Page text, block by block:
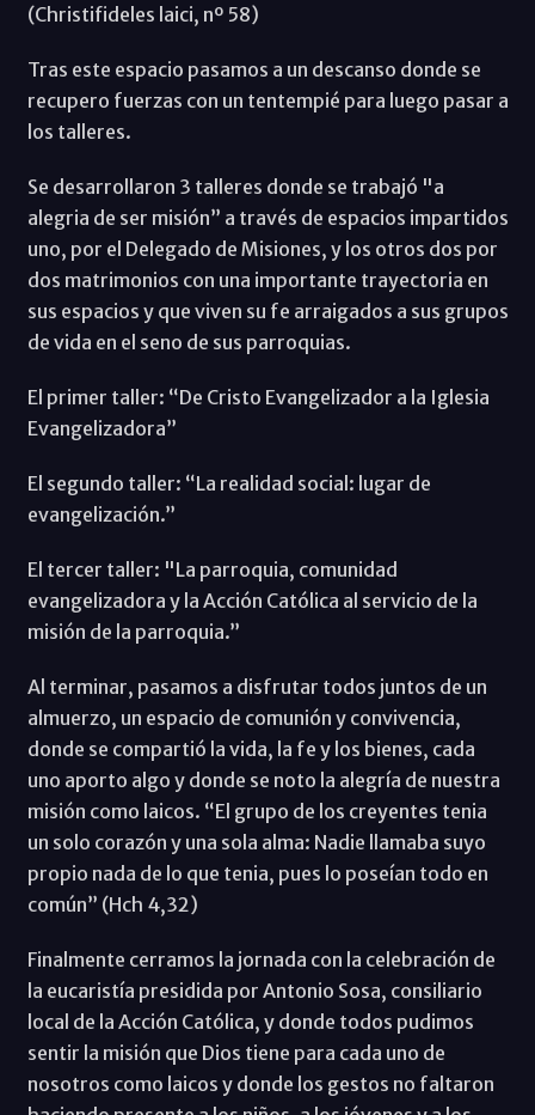
(Christifideles laici, nº 58)
Tras este espacio pasamos a un descanso donde se
recupero fuerzas con un tentempié para luego pasar a
los talleres.
Se desarrollaron 3 talleres donde se trabajó "a
alegria de ser misión” a través de espacios impartidos
uno, por el Delegado de Misiones, y los otros dos por
dos matrimonios con una importante trayectoria en
sus espacios y que viven su fe arraigados a sus grupos
de vida en el seno de sus parroquias.
El primer taller: “De Cristo Evangelizador a la Iglesia
Evangelizadora”
El segundo taller: “La realidad social: lugar de
evangelización.”
El tercer taller: "La parroquia, comunidad
evangelizadora y la Acción Católica al servicio de la
misión de la parroquia.”
Al terminar, pasamos a disfrutar todos juntos de un
almuerzo, un espacio de comunión y convivencia,
donde se compartió la vida, la fe y los bienes, cada
uno aporto algo y donde se noto la alegría de nuestra
misión como laicos. “El grupo de los creyentes tenia
un solo corazón y una sola alma: Nadie llamaba suyo
propio nada de lo que tenia, pues lo poseían todo en
común” (Hch 4,32)
Finalmente cerramos la jornada con la celebración de
la eucaristía presidida por Antonio Sosa, consiliario
local de la Acción Católica, y donde todos pudimos
sentir la misión que Dios tiene para cada uno de
nosotros como laicos y donde los gestos no faltaron